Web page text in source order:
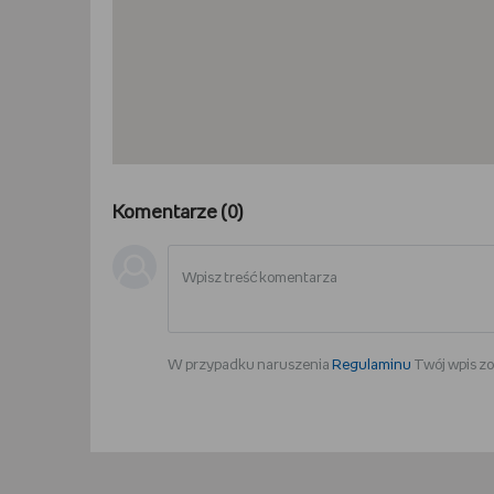
Komentarze (0)
W przypadku naruszenia Regulaminu Twój wpis